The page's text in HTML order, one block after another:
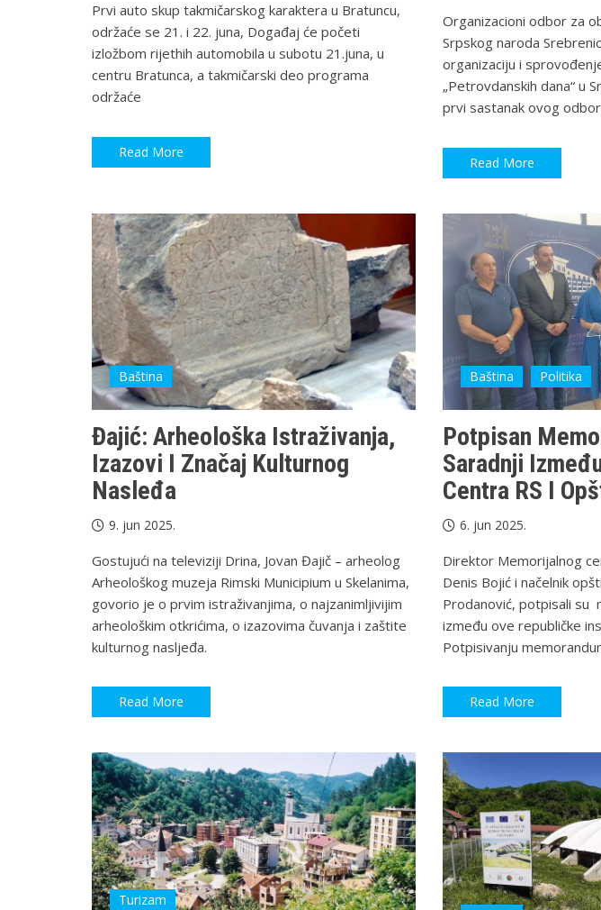
Prvi auto skup takmičarskog karaktera u Bratuncu,
održaće se 21. i 22. juna, Događaj će početi
izložbom rijethih automobila u subotu 21.juna, u
centru Bratunca, a takmičarski deo programa
održaće
Read More
Organizacioni odbor za
Srpskog naroda
organizaciju i
„Petrovdanskih dana“ u
prvi sastanak ovog
Read More
Baština
Đajić: Arheološka Istraživanja,
Izazovi I Značaj Kulturnog
Nasleđa
9. jun 2025.
Gostujući na televiziji Drina, Jovan Đajič – arheolog
Arheološkog muzeja Rimski Municipium u Skelanima,
govorio je o prvim istraživanjima, o najzanimljivijim
arheološkim otkrićima, o izazovima čuvanja i zaštite
kulturnog nasljeđa.
Read More
Baština Politika
Potpisan
Saradnji
Centra RS I
6. jun 2025.
Direktor Memorijalnog
Denis Bojić i načelnik
Prodanović, potpisali su
između ove republičke
Potpisivanju
Read More
Turizam